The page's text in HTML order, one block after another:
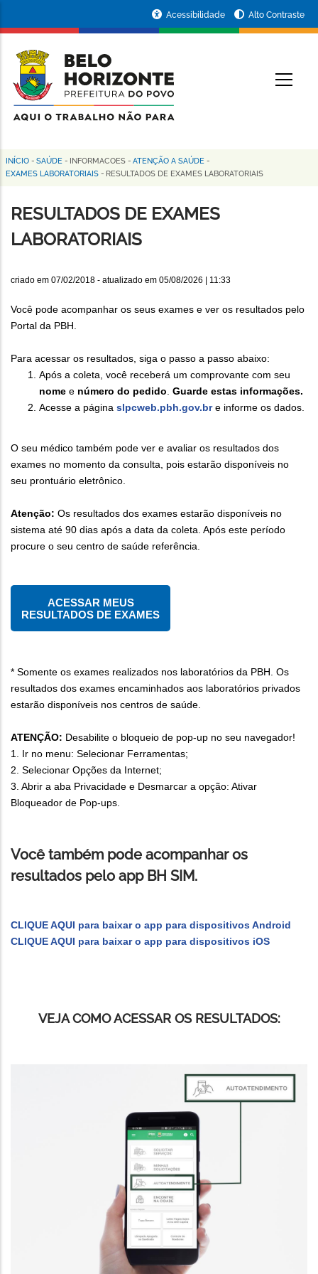
conteúdo
principal
da
Prefeitura
de
Horizonte
Acessibilidade Alto Contraste
Trilha
navegação
INÍCIO - SAÚDE - INFORMACOES - ATENÇÃO A SAÚDE -
EXAMES LABORATORIAIS - RESULTADOS DE EXAMES LABORATORIAIS
RESULTADOS DE EXAMES
LABORATORIAIS
criado em 07/02/2018 - atualizado em 05/08/2026 | 11:33
Você pode acompanhar os seus exames e ver os resultados pelo
Portal da PBH.
Para acessar os resultados, siga o passo a passo abaixo:
Após a coleta, você receberá um comprovante com seu
nome e número do pedido Guarde estas informações.
Acesse a página slpcweb.pbh.gov.bre informe os dados.
O seu médico também pode ver e avaliar os resultados dos
exames no momento da consulta, pois estarão disponíveis no
seu prontuário eletrônico.
Atenção: Os resultados dos exames estarão disponíveis no
sistema até 90 dias após a data da coleta. Após este período
procure o seu centro de saúde referência.
ACESSAR MEUS
RESULTADOS DE EXAMES
* Somente os exames realizados nos laboratórios da PBH. Os
resultados dos exames encaminhados aos laboratórios privados
estarão disponíveis nos centros de saúde.
ATENÇÃO: Desabilite o bloqueio de pop-up no seu navegador!
1. Ir no menu: Selecionar Ferramentas;
2. Selecionar Opções da Internet;
3. Abrir a aba Privacidade e Desmarcar a opção: Ativar
Bloqueador de Pop-ups.
Você também pode acompanhar os
resultados pelo app BH SIM.
CLIQUE AQUI para baixar o app para dispositivos Android
CLIQUE AQUI para baixar o app para dispositivos iOS
VEJA COMO ACESSAR OS RESULTADOS: